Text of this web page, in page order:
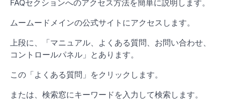
FAQセクションへのアクセス方法を簡単に説明します。
ムームードメインの公式サイトにアクセスします。
上段に、「マニュアル、よくある質問、お問い合わせ、
コントロールパネル」とあります。
この「よくある質問」をクリックします。
または、検索窓にキーワードを入力して検索します。